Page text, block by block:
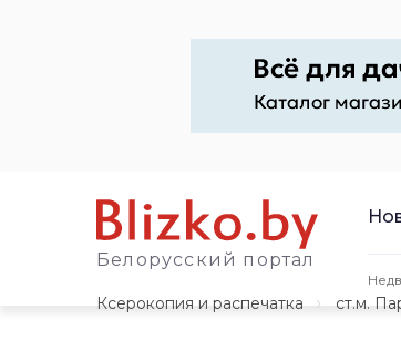
Белорусский портал
Ксерокопия и распечатка
ст.м.